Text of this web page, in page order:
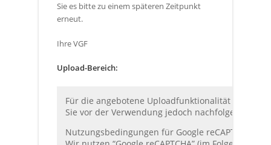
Sie es bitte zu einem späteren Zeitpunkt
erneut.
Ihre VGF
Upload-Bereich:
Für die angebotene Uploadfunktionalität nutzen
Sie vor der Verwendung jedoch nachfolgenden
Nutzungsbedingungen für Google reCAPTCHA: